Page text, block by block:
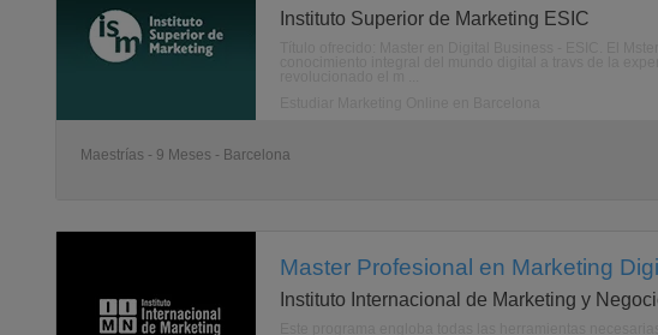
Instituto Superior de Marketing ESIC
Maestrías - 9 Meses - Barcelona
Master Profesional en Marketing
Instituto Internacional de Marketing y